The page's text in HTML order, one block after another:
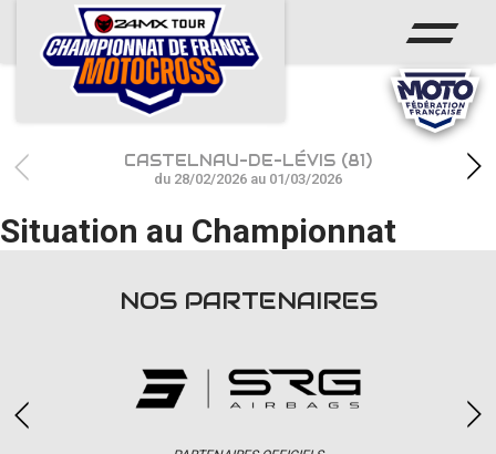
ACCUEIL
ACTUS
CALENDRIER
RÉSULTATS
PHOTOS / WEB TV
CASTELNAU-DE-LÉVIS (81)
du 28/02/2026 au 01/03/2026
Situation au Championnat
NOS PARTENAIRES